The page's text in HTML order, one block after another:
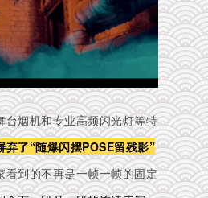
烟机和专业高频闪光灯等特
弃了“随爆闪摆POSE留残影”
看到的不再是一帧一帧的固定